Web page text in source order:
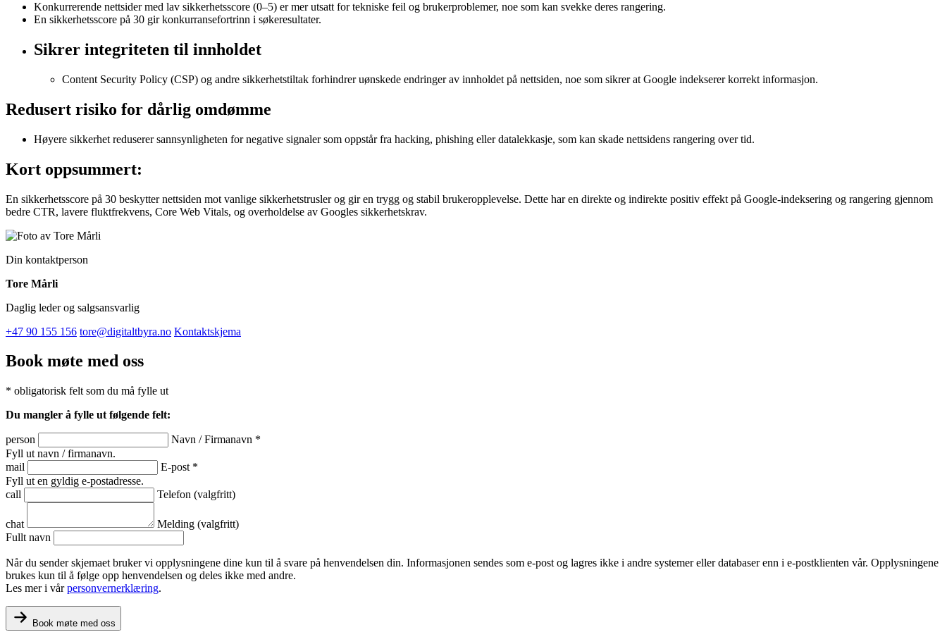
Konkurrerende nettsider med lav sikkerhetsscore (0–5) er mer utsatt for tekniske feil og brukerproblemer, noe som kan svekke deres rangering.
En sikkerhetsscore på 30 gir konkurransefortrinn i søkeresultater.
Sikrer integriteten til innholdet
Content Security Policy (CSP) og andre sikkerhetstiltak forhindrer uønskede endringer av innholdet på nettsiden, noe som sikrer at Google indekserer korrekt informasjon.
Redusert risiko for dårlig omdømme
Høyere sikkerhet reduserer sannsynligheten for negative signaler som oppstår fra hacking, phishing eller datalekkasje, som kan skade nettsidens rangering over tid.
Kort oppsummert:
En sikkerhetsscore på 30 beskytter nettsiden mot vanlige sikkerhetstrusler og gir en trygg og stabil brukeropplevelse. Dette har en direkte og indirekte positiv effekt på Google-indeksering og rangering gjennom
bedre CTR, lavere fluktfrekvens, Core Web Vitals, og overholdelse av Googles sikkerhetskrav.
Din kontaktperson
Tore Mårli
Daglig leder og salgsansvarlig
+47 90 155 156 tore@digitaltbyra.no Kontaktskjema
Book møte med oss
* obligatorisk felt som du må fylle ut
Du mangler å fylle ut følgende felt:
person Navn / Firmanavn *
Fyll ut navn / firmanavn.
mail
E-post *
Fyll ut en gyldig e-postadresse.
call
Telefon (valgfritt)
chat Melding (valgfritt)
Fullt navn
Når du sender skjemaet bruker vi opplysningene dine kun til å svare på henvendelsen din. Informasjonen sendes som e‑post og lagres ikke i andre systemer eller databaser enn i e‑postklienten vår. Opplysningene
brukes kun til å følge opp henvendelsen og deles ikke med andre.
Les mer i vårpersonvernerklæring.
Book møte med oss